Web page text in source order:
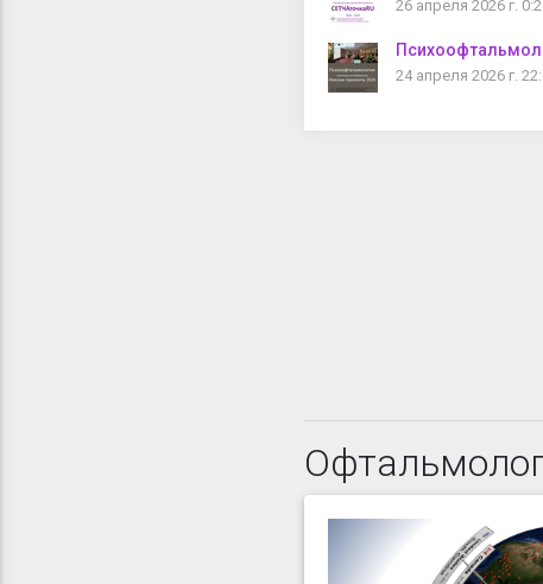
26 апреля 2026 г.
24 апреля 2026 г.